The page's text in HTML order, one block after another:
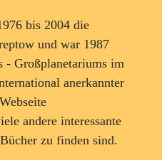
bis 2004 die
und war 1987
- Großplanetariums im
anerkannter
andere interessante
zu finden sind.